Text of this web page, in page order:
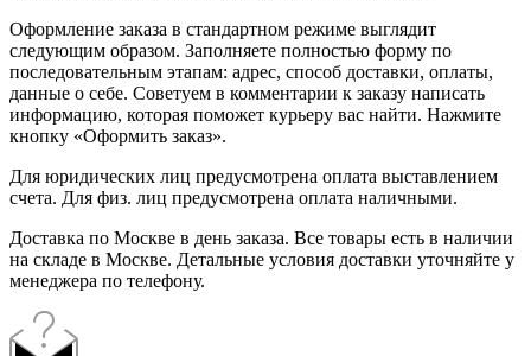
Оформление заказа в стандартном режиме выглядит
следующим образом. Заполняете полностью форму по
последовательным этапам: адрес, способ доставки, оплаты,
данные о себе. Советуем в комментарии к заказу написать
информацию, которая поможет курьеру вас найти. Нажмите
кнопку «Оформить заказ».
Для юридических лиц предусмотрена оплата выставлением
счета. Для физ. лиц предусмотрена оплата наличными.
Доставка по Москве в день заказа. Все товары есть в наличии
на складе в Москве. Детальные условия доставки уточняйте у
менеджера по телефону.